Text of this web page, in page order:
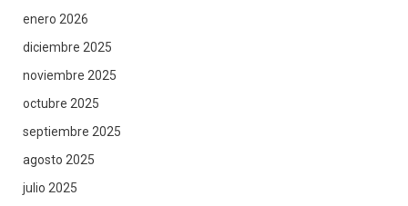
enero 2026
diciembre 2025
noviembre 2025
octubre 2025
septiembre 2025
agosto 2025
julio 2025